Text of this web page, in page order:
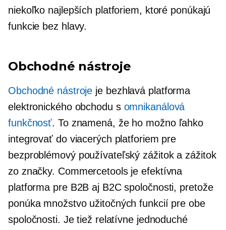
niekoľko najlepších platforiem, ktoré ponúkajú
funkcie bez hlavy.
Obchodné nástroje
Obchodné nástroje je bezhlavá platforma
elektronického obchodu s omnikanálová
funkčnosť. To znamená, že ho možno ľahko
integrovať do viacerých platforiem pre
bezproblémový používateľský zážitok a zážitok
zo značky. Commercetools je efektívna
platforma pre B2B aj B2C spoločnosti, pretože
ponúka množstvo užitočných funkcií pre obe
spoločnosti. Je tiež relatívne jednoduché